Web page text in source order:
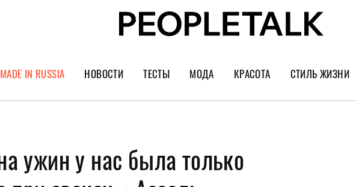
MADE IN RUSSIA НОВОСТИ ТЕСТЫ МОДА
Тренды
Украшения и часы
КРАСОТА
Уход за лицом
Парфюм
СТИЛЬ ЖИЗНИ
Культура
ужин у нас была только